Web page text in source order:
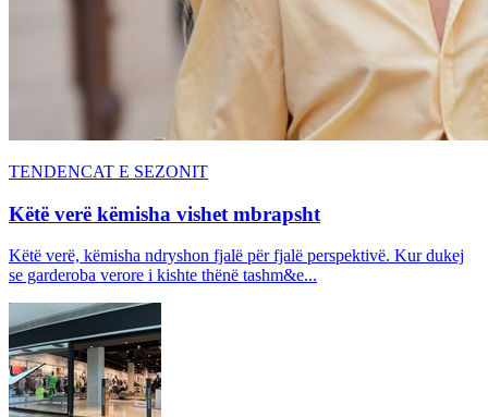
TENDENCAT E SEZONIT
Këtë verë këmisha vishet mbrapsht
Këtë verë, këmisha ndryshon fjalë për fjalë perspektivë. Kur dukej
se garderoba verore i kishte thënë tashm&e...